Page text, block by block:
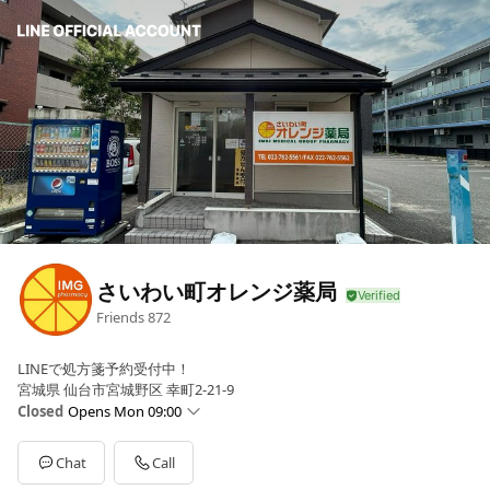
さいわい町オレンジ薬局
Friends872
LINEで処方箋予約受付中！
宮城県 仙台市宮城野区 幸町2-21-9
Closed Opens Mon 09:00
Sun10:00 - 18:00
Mon09:00 - 18:30
Tue
09:00 - 18:30
Chat Call